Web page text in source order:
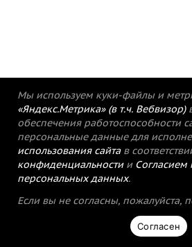
Мы используем куки-файлы и
«Яндекс.Метрика» (в т.ч. Вебвизор)
обеспечения работоспособности
персональные данные для
использования сайтав
конфиденциальностии Согласием
персональных данных.
Если вы не согласны, пожалуйста,
Согласен